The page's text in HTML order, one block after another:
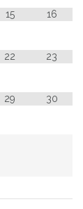
15 16
22 23
29 30